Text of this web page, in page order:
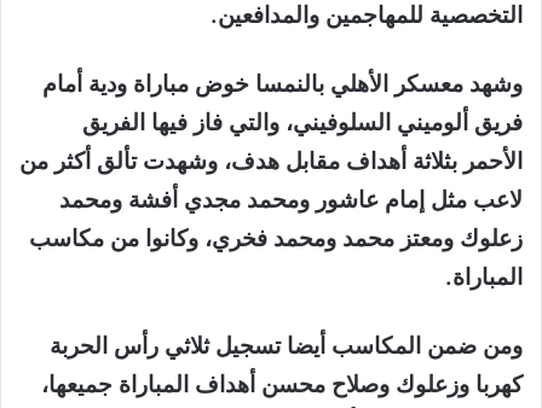
التخصصية للمهاجمين والمدافعين.
وشهد معسكر الأهلي بالنمسا خوض مباراة ودية أمام
فريق ألوميني السلوفيني، والتي فاز فيها الفريق
الأحمر بثلاثة أهداف مقابل هدف، وشهدت تألق أكثر من
لاعب مثل إمام عاشور ومحمد مجدي أفشة ومحمد
زعلوك ومعتز محمد ومحمد فخري، وكانوا من مكاسب
المباراة.
ومن ضمن المكاسب أيضا تسجيل ثلاثي رأس الحربة
كهربا وزعلوك وصلاح محسن أهداف المباراة جميعها،